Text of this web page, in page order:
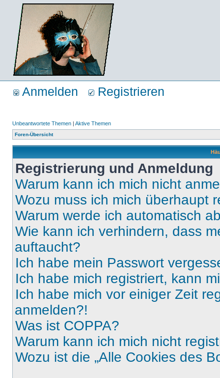
Anmelden Registrieren
Unbeantwortete Themen | Aktive Themen
Foren-Übersicht
Registrierung und Anmeldung
Warum kann ich mich nicht
Wozu muss ich mich überhaupt
Warum werde ich automatisch
Wie kann ich verhindern, dass
auftaucht?
Ich habe mein Passwort
Ich habe mich registriert, kann
Ich habe mich vor einiger Zeit
anmelden?!
Was ist COPPA?
Warum kann ich mich nicht
Wozu ist die „Alle Cookies des